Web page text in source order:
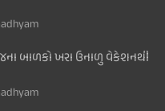
બાળકો ખરા ઉનાળુ વેકેશનથી